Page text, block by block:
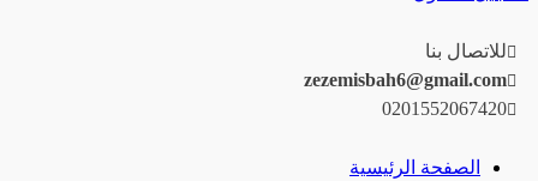
للاتصال بنا
zezemisbah6@gmail.com
0201552067420
الصفحة الرئيسية